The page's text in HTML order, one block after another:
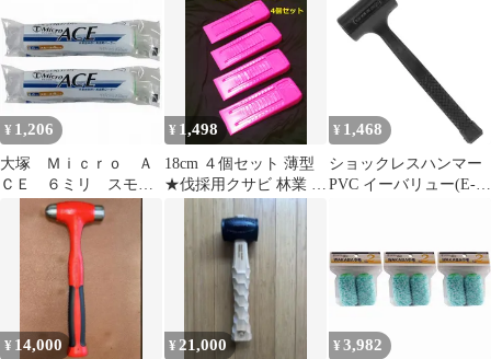
セット
¥ 1,206
大塚 Ｍｉｃｒｏ Ａ
ＣＥ ６ミリ スモー
ル ４Ｓ−ＭＩＣ ４イ
ンチ 2個セット
¥ 1,498
18cm ４個セット 薄型
★伐採用クサビ 林業 チ
ェーンソー 伐倒
¥ 1,468
ショックレスハンマー
PVC イーバリュー(E-
¥ 14,000 ¥ 21,000 ¥ 3,982